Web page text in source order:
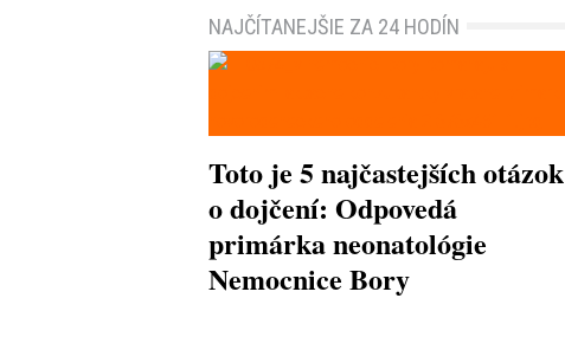
NAJČÍTANEJŠIE ZA 24 HODÍN
Toto je 5 najčastejších otázok
o dojčení: Odpovedá
primárka neonatológie
Nemocnice Bory